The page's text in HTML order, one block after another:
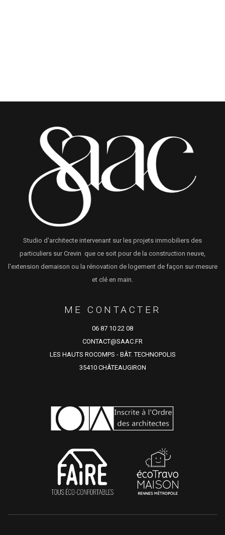
Studio d'architecte intervenant sur les projets immobiliers des
particuliers sur Crevin que ce soit pour de la construction neuve,
l'extension demaison ou la rénovation de logement de façon sur-mesure
et clé en main.
ME CONTACTER
06 87 10 22 08
CONTACT@SAAC.FR
LES HAUTS ROCOMPS - BÂT. TECHNOPOLIS
35410 CHÂTEAUGIRON